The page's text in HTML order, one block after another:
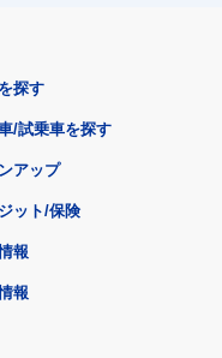
探す
/試乗車を探す
アップ
ット/保険
報
報